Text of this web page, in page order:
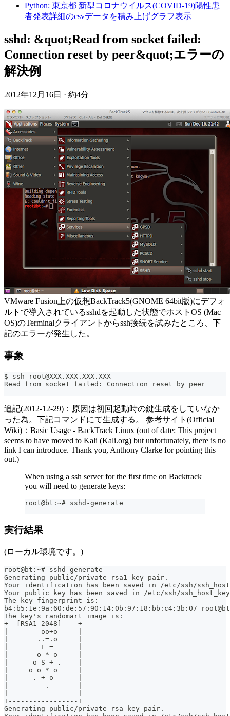
Python: 東京都 新型コロナウイルス(COVID-19)陽性患
者発表詳細のcsvデータを積み上げグラフ表示
sshd: &quot;Read from socket failed:
Connection reset by peer&quot;エラーの
解決例
2012年12月16日 · 約4分
VMware Fusion上の仮想BackTrack5(GNOME 64bit版)にデフォ
ルトで導入されているsshdを起動した状態でホストOS (Mac
OS)のTerminalクライアントからssh接続を試みたところ、下
記のエラーが発生した。
事象
$ ssh root@XXX.XXX.XXX.XXX
Read from socket failed: Connection reset by peer
追記(2012-12-29)：原因は初回起動時の鍵生成をしていなか
った為。下記コマンドにて生成する。 参考サイト(Official
Wiki)：Basic Usage - BackTrack Linux (out of date: This project
seems to have moved to Kali (Kali.org) but unfortunately, there is no
link I can introduce. Thank you, Anthony Clarke for pointing this
out.)
When using a ssh server for the first time on Backtrack
you will need to generate keys:
root@bt:~# sshd-generate
実行結果
(ローカル環境です。)
root@bt:~# sshd-generate
Generating public/private rsa1 key pair.
Your identification has been saved in /etc/ssh/
Your public key has been saved in /etc/ssh/
The key fingerprint is:
b4:b5:1e:9a:60:de:57:90:14:0b:97:18:bb:c4:3b:07 root@bt
The key's randomart image is:
+--[RSA1 2048]----+
|        oo+o     |
|       ..=.o     |
|        E =      |
|       o * o     |
|      o S + .    |
|     o o * o     |
|      . + o      |
|         .       |
+-----------------+
Generating public/private rsa key pair.